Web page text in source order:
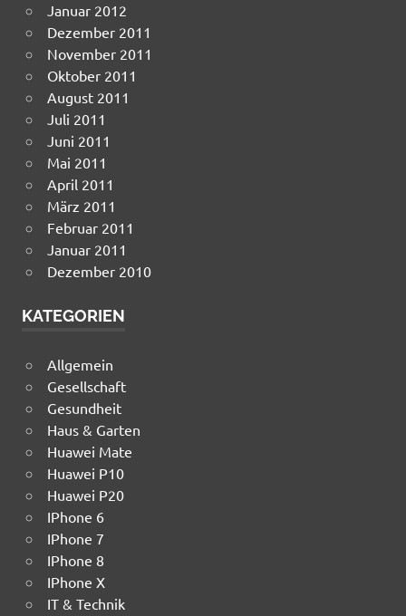
Januar 2012
Dezember 2011
November 2011
Oktober 2011
August 2011
Juli 2011
Juni 2011
Mai 2011
April 2011
März 2011
Februar 2011
Januar 2011
Dezember 2010
KATEGORIEN
Allgemein
Gesellschaft
Gesundheit
Haus & Garten
Huawei Mate
Huawei P10
Huawei P20
IPhone 6
IPhone 7
IPhone 8
IPhone X
IT & Technik